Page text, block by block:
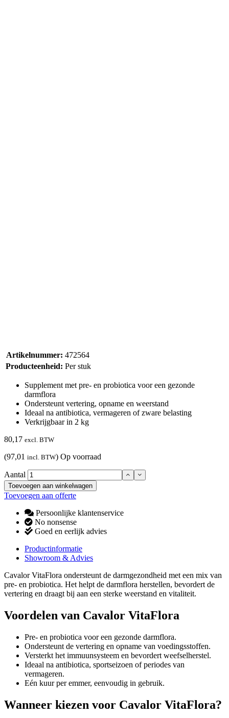
Artikelnummer: 472564
Producteenheid: Per stuk
Supplement met pre- en probiotica voor een gezonde
darmflora
Ondersteunt vertering, opname en weerstand
Ideaal na antibiotica, vermageren of zware belasting
Verkrijgbaar in 2 kg
80,17 excl. BTW
(97,01 incl. BTW) Op voorraad
Aantal
Toevoegen aan winkelwagen
Toevoegen aan offerte
Persoonlijke klantenservice
No nonsense
Goed en eerlijk advies
Productinformatie
Showroom & Advies
Cavalor VitaFlora ondersteunt de darmgezondheid met een mix van
pre- en probiotica. Het helpt de darmflora herstellen, bevordert de
vertering en draagt bij aan een sterke weerstand en vitaliteit.
Voordelen van Cavalor VitaFlora
Pre- en probiotica voor een gezonde darmflora.
Ondersteunt de vertering en opname van voedingsstoffen.
Versterkt het immuunsysteem en bevordert weefselherstel.
Ideaal na antibiotica, sportseizoen of periodes van
vermageren.
Eén kuur per emmer, eenvoudig in gebruik.
Wanneer kiezen voor Cavalor VitaFlora?